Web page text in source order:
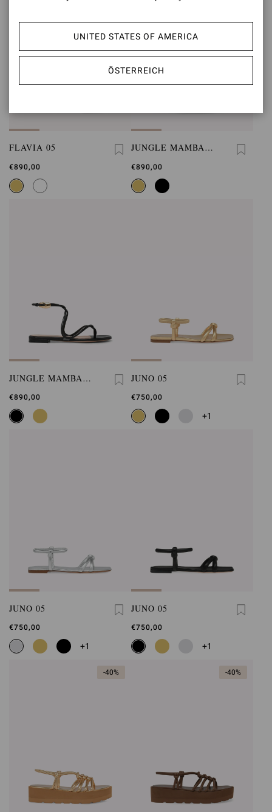
FLAVIA 05
€890,00
JUNGLE MAMBA
€890,00
JUNGLE MAMBA
€890,00
JUNO 05
€750,00
+1
JUNO 05
€750,00
+1
JUNO 05
€750,00
+1
-40% -40%
UNITED STATES OF AMERICA
ÖSTERREICH